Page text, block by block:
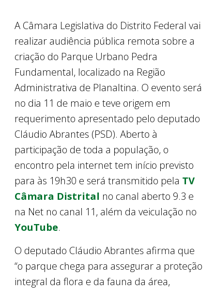
A Câmara Legislativa do Distrito Federal vai
realizar audiência pública remota sobre a
criação do Parque Urbano Pedra
Fundamental, localizado na Região
Administrativa de Planaltina. O evento será
no dia 11 de maio e teve origem em
requerimento apresentado pelo deputado
Cláudio Abrantes (PSD). Aberto à
participação de toda a população, o
encontro pela internet tem início previsto
para às 19h30 e será transmitido pela TV
Câmara Distrital no canal aberto 9.3 e
na Net no canal 11, além da veiculação no
YouTube.
O deputado Cláudio Abrantes afirma que
“o parque chega para assegurar a proteção
integral da flora e da fauna da área,